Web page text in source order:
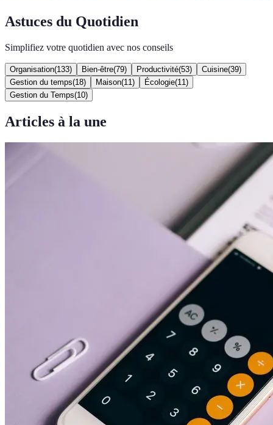
Astuces du Quotidien
Simplifiez votre quotidien avec nos conseils
Organisation(133) Bien-être(79) Productivité(53) Cuisine(39)
Gestion du temps(18) Maison(11 ) Écologie(11 )
Gestion du Temps(10)
Articles à la une